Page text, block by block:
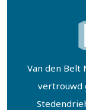
Van den Belt
vertrouwd